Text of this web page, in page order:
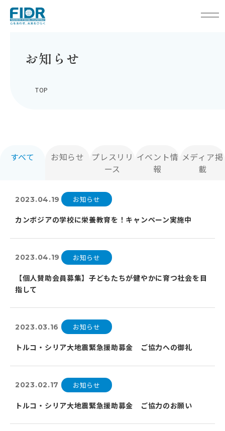
お知らせ
TOP
すべて お知らせ
プレスリリ
ース
イベント情
報
メディア掲
載
2023.04.19 お知らせ
カンボジアの学校に栄養教育を！キャンペーン実施中
2023.04.19 お知らせ
【個人賛助会員募集】子どもたちが健やかに育つ社会を目
指して
2023.03.16 お知らせ
トルコ・シリア大地震緊急援助募金 ご協力への御礼
2023.02.17 お知らせ
トルコ・シリア大地震緊急援助募金 ご協力のお願い